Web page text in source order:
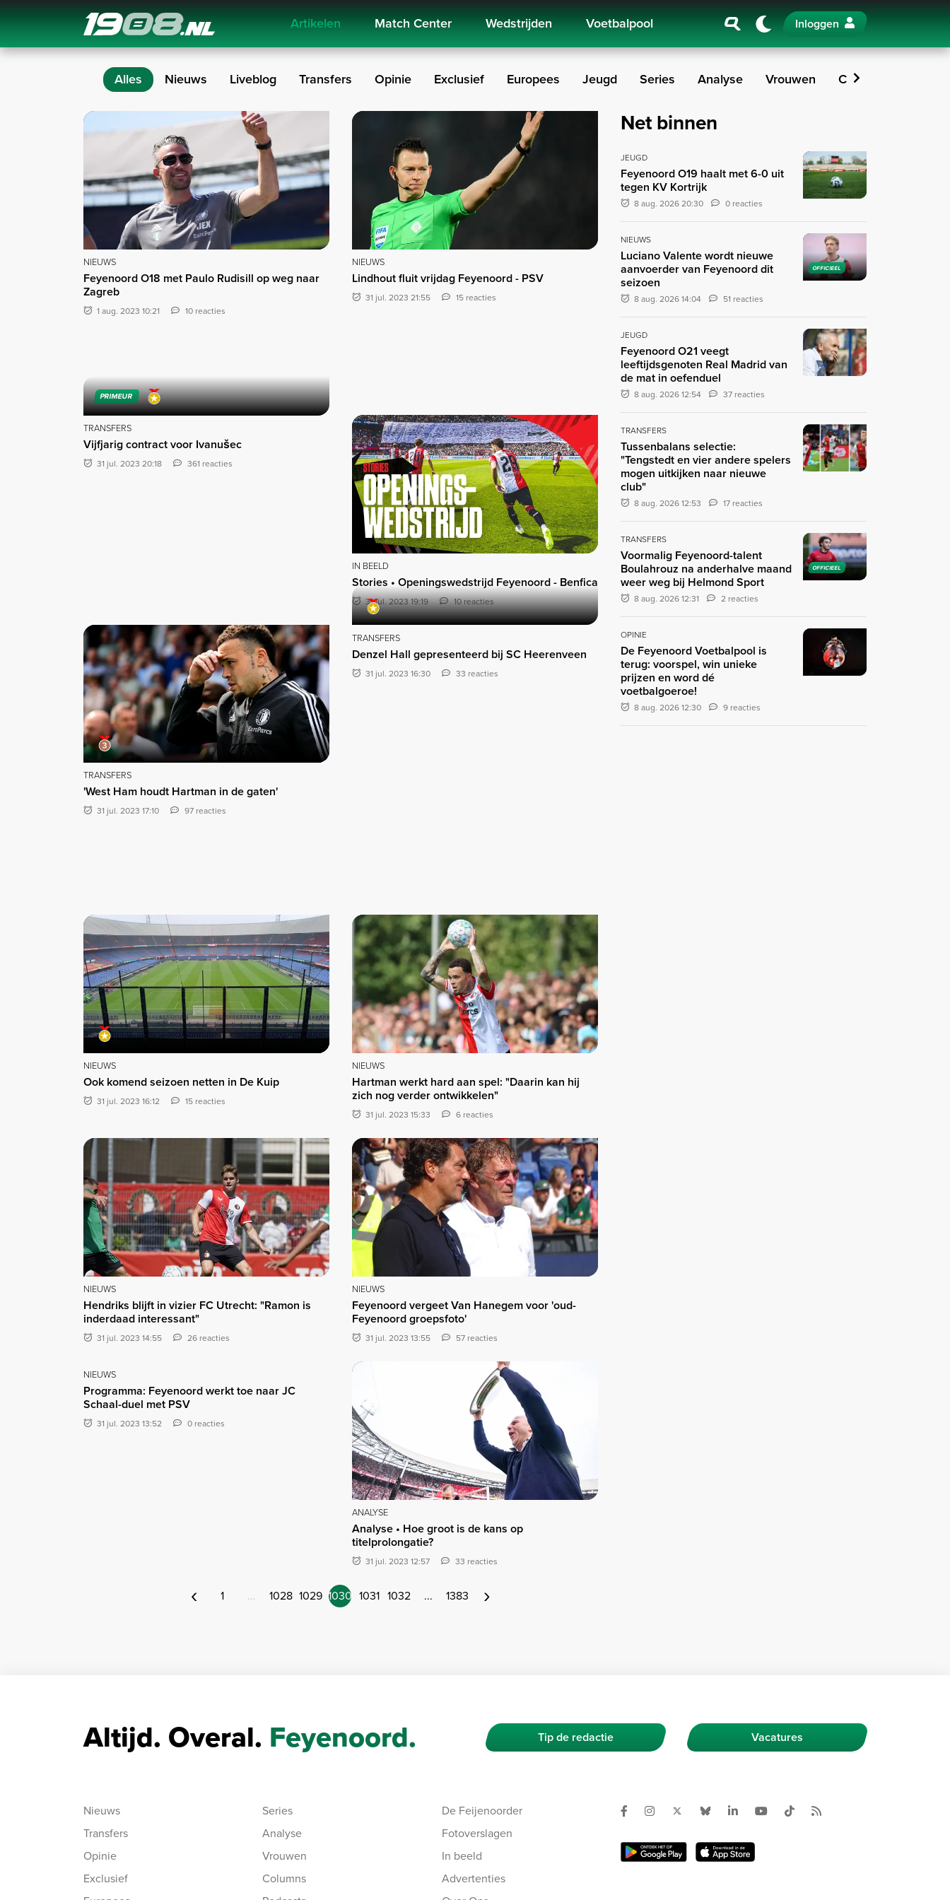
Navigation Artikelen Match Center Wedstrijden Voetbalpool Inloggen
Alles Nieuws Liveblog Transfers Opinie Exclusief Europees Jeugd Series Analyse Vrouwen Columns
Artikelen
NIEUWS
Feyenoord O18 met Paulo Rudisill op weg naar
Zagreb
1 aug. 2023 10:21 10 reacties
NIEUWS
Lindhout fluit vrijdag Feyenoord - PSV
31 jul. 2023 21:55 15 reacties
PRIMEUR
TRANSFERS
Vijfjarig contract voor Ivanušec
31 jul. 2023 20:18 361 reacties
IN BEELD
Stories • Openingswedstrijd Feyenoord - Benfica
31 jul. 2023 19:19 10 reacties
TRANSFERS
'West Ham houdt Hartman in de gaten'
31 jul. 2023 17:10 97 reacties
TRANSFERS
Denzel Hall gepresenteerd bij SC Heerenveen
31 jul. 2023 16:30 33 reacties
NIEUWS
Ook komend seizoen netten in De Kuip
31 jul. 2023 16:12 15 reacties
NIEUWS
Hartman werkt hard aan spel: "Daarin kan hij
zich nog verder ontwikkelen"
31 jul. 2023 15:33 6 reacties
NIEUWS
Hendriks blijft in vizier FC Utrecht: "Ramon is
inderdaad interessant"
31 jul. 2023 14:55 26 reacties
NIEUWS
Feyenoord vergeet Van Hanegem voor 'oud-
Feyenoord groepsfoto'
31 jul. 2023 13:55 57 reacties
NIEUWS
Programma: Feyenoord werkt toe naar JC
Schaal-duel met PSV
31 jul. 2023 13:52 0 reacties
ANALYSE
Analyse • Hoe groot is de kans op
titelprolongatie?
31 jul. 2023 12:57 33 reacties
‹ 1 ... 1028 1029 1030 1031 1032 ... 1383 ›
Net binnen
JEUGD
Feyenoord O19 haalt met 6-0 uit
tegen KV Kortrijk
8 aug. 2026 20:30 0 reacties
OFFICIEEL
NIEUWS
Luciano Valente wordt nieuwe
aanvoerder van Feyenoord dit
seizoen
8 aug. 2026 14:04 51 reacties
JEUGD
Feyenoord O21 veegt
leeftijdsgenoten Real Madrid van
de mat in oefenduel
8 aug. 2026 12:54 37 reacties
TRANSFERS
Tussenbalans selectie:
"Tengstedt en vier andere spelers
mogen uitkijken naar nieuwe
club"
8 aug. 2026 12:53 17 reacties
OFFICIEEL
TRANSFERS
Voormalig Feyenoord-talent
Boulahrouz na anderhalve maand
weer weg bij Helmond Sport
8 aug. 2026 12:31 2 reacties
OPINIE
De Feyenoord Voetbalpool is
terug: voorspel, win unieke
prijzen en word dé
voetbalgoeroe!
8 aug. 2026 12:30 9 reacties
Altijd. Overal. Feyenoord. Tip de redactie Vacatures
Nieuws
Transfers
Opinie
Exclusief
Series
Analyse
Vrouwen
Columns
De Feijenoorder
Fotoverslagen
In beeld
Advertenties